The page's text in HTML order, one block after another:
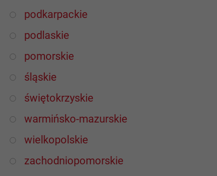
podkarpackie
podlaskie
pomorskie
śląskie
świętokrzyskie
warmińsko-mazurskie
wielkopolskie
zachodniopomorskie